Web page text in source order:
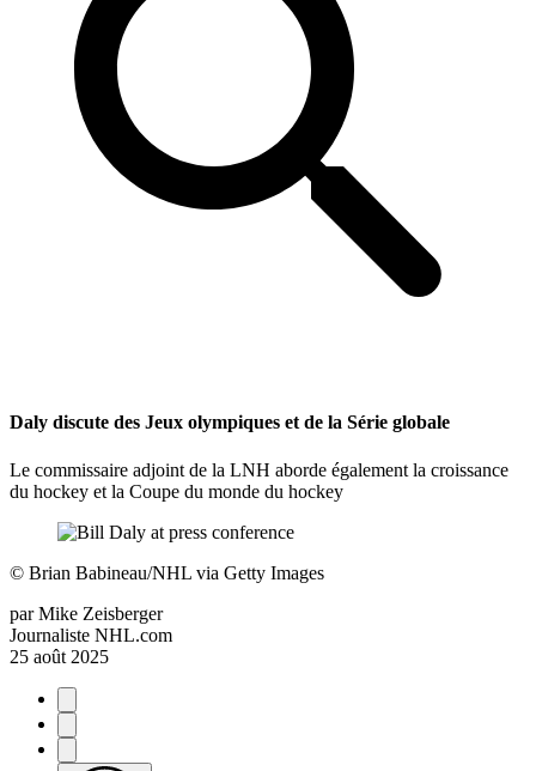
Daly discute des Jeux olympiques et de la Série globale
Le commissaire adjoint de la LNH aborde également la croissance
du hockey et la Coupe du monde du hockey
© Brian Babineau/NHL via Getty Images
par Mike Zeisberger
Journaliste NHL.com
25 août 2025